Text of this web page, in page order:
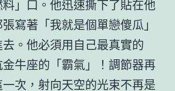
」口。他迅速撕下了貼在他
寫著「我就是個單戀傻瓜」
。他必須用自己最真實的
金牛座的「霸氣」！調節器再
次，射向天空的光束不再是